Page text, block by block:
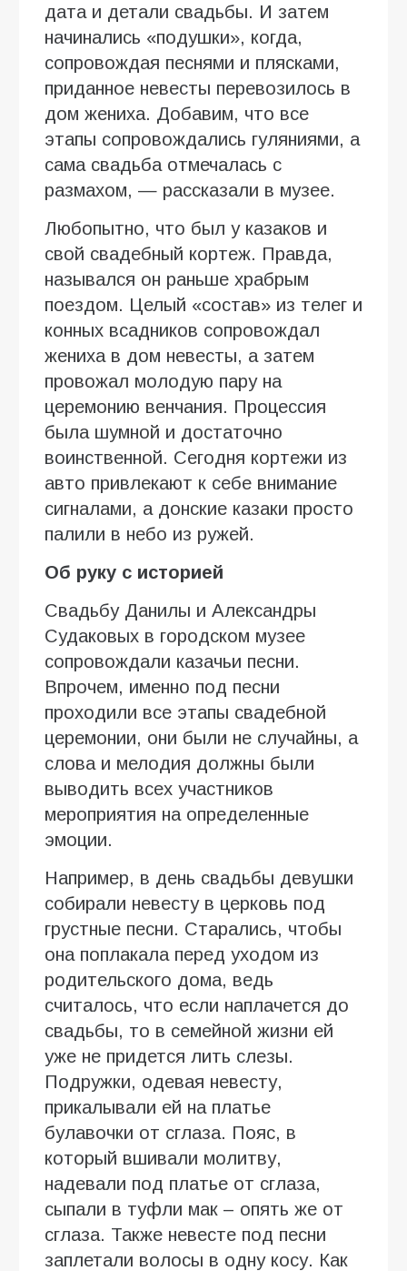
дата и детали свадьбы. И затем
начинались «подушки», когда,
сопровождая песнями и плясками,
приданное невесты перевозилось в
дом жениха. Добавим, что все
этапы сопровождались гуляниями, а
сама свадьба отмечалась с
размахом, — рассказали в музее.
Любопытно, что был у казаков и
свой свадебный кортеж. Правда,
назывался он раньше храбрым
поездом. Целый «состав» из телег и
конных всадников сопровождал
жениха в дом невесты, а затем
провожал молодую пару на
церемонию венчания. Процессия
была шумной и достаточно
воинственной. Сегодня кортежи из
авто привлекают к себе внимание
сигналами, а донские казаки просто
палили в небо из ружей.
Об руку с историей
Свадьбу Данилы и Александры
Судаковых в городском музее
сопровождали казачьи песни.
Впрочем, именно под песни
проходили все этапы свадебной
церемонии, они были не случайны, а
слова и мелодия должны были
выводить всех участников
мероприятия на определенные
эмоции.
Например, в день свадьбы девушки
собирали невесту в церковь под
грустные песни. Старались, чтобы
она поплакала перед уходом из
родительского дома, ведь
считалось, что если наплачется до
свадьбы, то в семейной жизни ей
уже не придется лить слезы.
Подружки, одевая невесту,
прикалывали ей на платье
булавочки от сглаза. Пояс, в
который вшивали молитву,
надевали под платье от сглаза,
сыпали в туфли мак – опять же от
сглаза. Также невесте под песни
заплетали волосы в одну косу. Как